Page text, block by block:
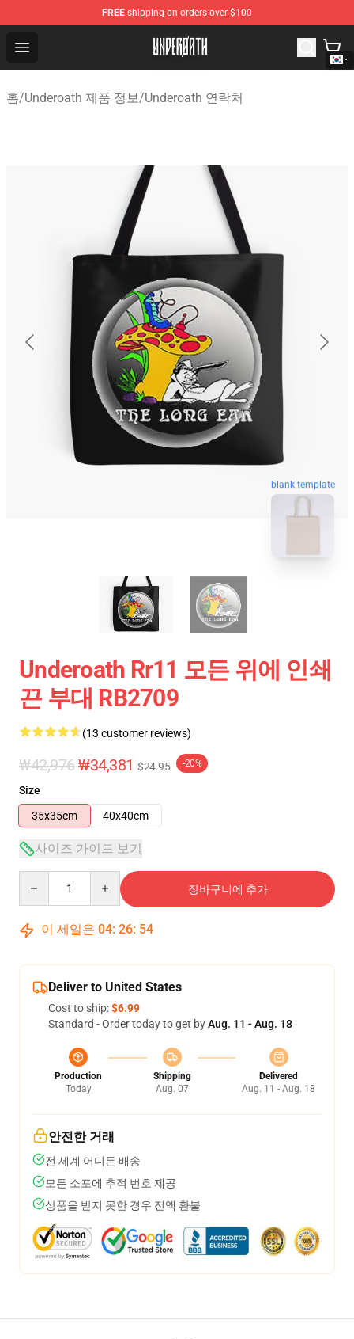
FREE shipping on orders over $100
Open menu
Underoath Store - Official Underoath Merchandise Shop
홈/Underoath 제품 정보/Underoath 연락처
blank template
Underoath Rr11 모든 위에 인쇄
끈 부대 RB2709
(13 customer reviews)
₩42,976₩34,381 $24.95 -20%
Size
35x35cm
40x40cm
사이즈 가이드 보기
장바구니에 추가
이 세일은 04: 26: 54
Deliver to United States
Cost to ship:$6.99
Standard - Order today to get byAug. 11 - Aug. 18
Production
Today
Shipping
Aug. 07
Delivered
Aug. 11 - Aug. 18
안전한 거래
전 세계 어디든 배송
모든 소포에 추적 번호 제공
상품을 받지 못한 경우 전액 환불